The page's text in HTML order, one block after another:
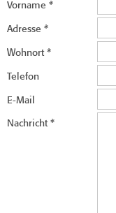
Vorname *
Adresse *
Wohnort *
Telefon
E-Mail
Nachricht *